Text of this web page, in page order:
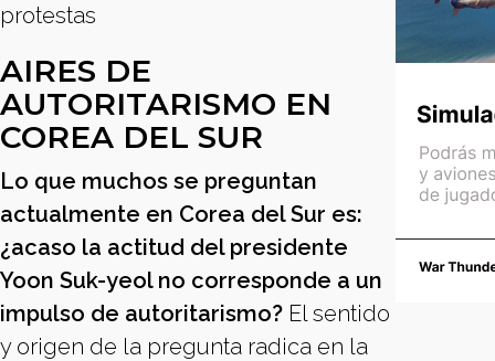
protestas
AIRES DE
AUTORITARISMO EN
COREA DEL SUR
Lo que muchos se preguntan
actualmente en Corea del Sur es:
¿acaso la actitud del presidente
Yoon Suk-yeol no corresponde a un
impulso de autoritarismo? El sentido
y origen de la pregunta radica en la